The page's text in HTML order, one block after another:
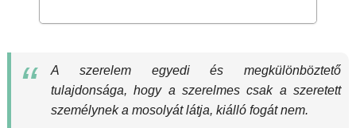
A szerelem egyedi és megkülönböztető
tulajdonsága, hogy a szerelmes csak a szeretett
személynek a mosolyát látja, kiálló fogát nem.